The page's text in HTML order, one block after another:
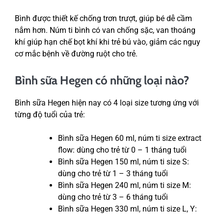
Bình được thiết kế chống trơn trượt, giúp bé dễ cầm
nắm hơn. Núm ti bình có van chống sặc, van thoáng
khí giúp hạn chế bọt khí khi trẻ bú vào, giảm các nguy
cơ mắc bệnh về đường ruột cho trẻ.
Bình sữa Hegen có những loại nào?
Bình sữa Hegen hiện nay có 4 loại size tương ứng với
từng độ tuổi của trẻ:
Bình sữa Hegen 60 ml, núm ti size extract
flow: dùng cho trẻ từ 0 – 1 tháng tuổi
Bình sữa Hegen 150 ml, núm ti size S:
dùng cho trẻ từ 1 – 3 tháng tuổi
Bình sữa Hegen 240 ml, núm ti size M:
dùng cho trẻ từ 3 – 6 tháng tuổi
Bình sữa Hegen 330 ml, núm ti size L, Y: